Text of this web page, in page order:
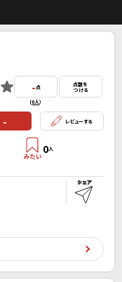
- 点
(0人）
点数を
つける
- レビューする
0人